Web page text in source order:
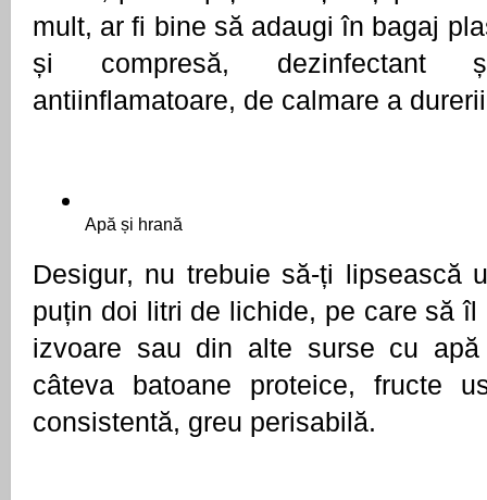
mult, ar fi bine să adaugi în bagaj
și compresă, dezinfectant
antiinflamatoare, de calmare a
Apă și hrană
Desigur, nu trebuie să-ți lipsească
puțin doi litri de lichide, pe care să îl
izvoare sau din alte surse cu apă
câteva batoane proteice, fructe
consistentă, greu perisabilă.